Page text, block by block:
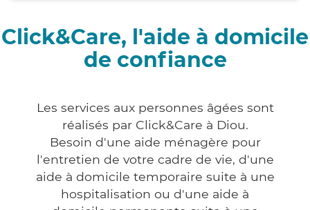
Click&Care, l'aide à domicile
de confiance
Les services aux personnes âgées sont
réalisés par Click&Care à Diou.
Besoin d'une aide ménagère pour
l'entretien de votre cadre de vie, d'une
aide à domicile temporaire suite à une
hospitalisation ou d'une aide à